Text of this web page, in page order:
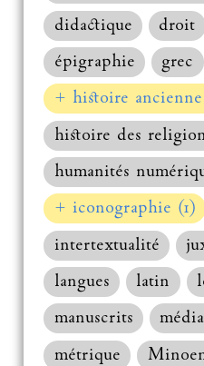
didactique
droit
épigraphie
grec
+ histoire ancienne
histoire des
humanités
+ iconographie (1)
intertextualité
langues
latin
manuscrits
métrique